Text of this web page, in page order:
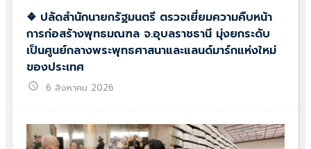
❖ ปลัดสำนักนายกรัฐมนตรี ตรวจเยี่ยมความคืบหน้า
การก่อสร้างพุทธมณฑล จ.อุบลราชธานี มุ่งยกระดับ
เป็นศูนย์กลางพระพุทธศาสนาและแลนด์มาร์กแห่งใหม่
ของประเทศ
schedule 6 สิงหาคม 2026